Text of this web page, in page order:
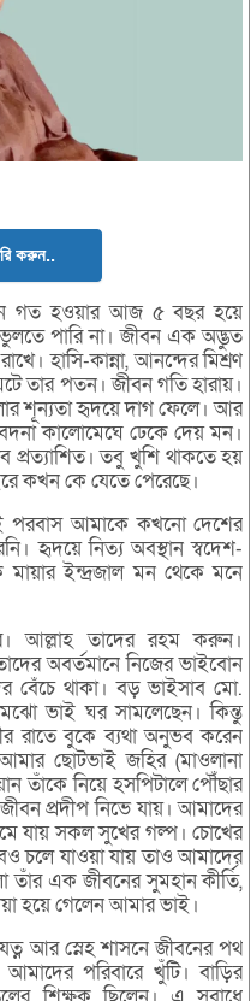
করুন..
গত হওয়ার আজ ৫ বছর হয়ে
পারি না। জীবন এক অদ্ভুত
হাসি-কান্না, আনন্দের মিশ্রণ
তার পতন। জীবন গতি হারায়।
শূন্যতা হৃদয়ে দাগ ফেলে। আর
কালোমেঘে ঢেকে দেয় মন।
তবু খুশি থাকতে হয়
কখন কে যেতে পেরেছে।
পরবাস আমাকে কখনো দেশের
হৃদয়ে নিত্য অবস্থান স্বদেশ-
ইন্দ্রজাল মন থেকে মনে
আল্লাহ তাদের রহম করুন।
অবর্তমানে নিজের ভাইবোন
বেঁচে থাকা। বড় ভাইসাব মো.
ভাই ঘর সামলেছেন। কিন্তু
রাতে বুকে ব্যথা অনুভব করেন
ছোটভাই জহির (মাওলানা
তাঁকে নিয়ে হসপিটালে পৌঁছার
প্রদীপ নিভে যায়। আমাদের
যায় সকল সুখের গল্প। চোখের
চলে যাওয়া যায় তাও আমাদের
এক জীবনের সুমহান কীর্তি,
হয়ে গেলেন আমার ভাই।
আর স্নেহ শাসনে জীবনের পথ
পরিবারে খুঁটি। বাড়ির